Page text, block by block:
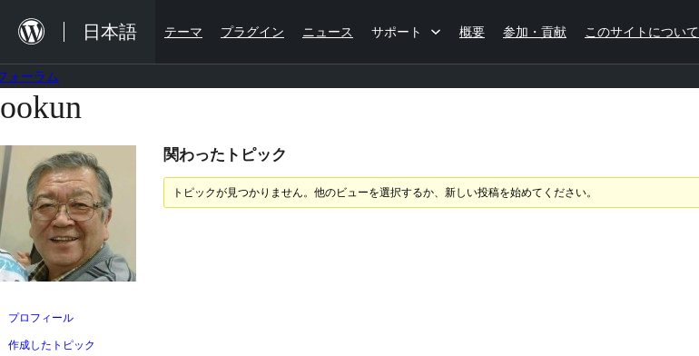
を
キ
ッ
プ
日本語 テーマ プラグイン ニュース サポート 概要 参加・貢献 このサイトについて
ォーラム
コ
テ
ン
ツ
へ
ス
ッ
プ
ookun
プロフィール
作成したトピック
関わったトピック
トピックが見つかりません。他のビューを選択するか、新しい投稿を始めてください。